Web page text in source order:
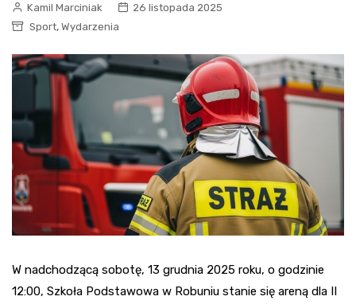
Kamil Marciniak
26 listopada 2025
Sport, Wydarzenia
W nadchodzącą sobotę, 13 grudnia 2025 roku, o godzinie
12:00, Szkoła Podstawowa w Robuniu stanie się areną dla II